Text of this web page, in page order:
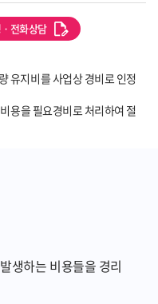
전화상담
유지비를 사업상 경비로 인정
용을 필요경비로 처리하여 절
생하는 비용들을 경리